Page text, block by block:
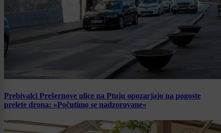
Prebivalci Prešernove ulice na Ptuju opozarjajo na pogoste
prelete drona: »Počutimo se nadzorovane«